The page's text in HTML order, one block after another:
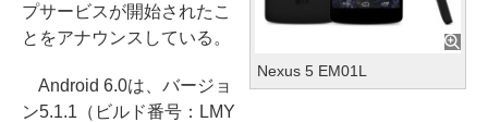
Nexus 5 EM01L
プサービスが開始されたこ
とをアナウンスしている。
Android 6.0は、バージョ
ン5.1.1（ビルド番号：LMY